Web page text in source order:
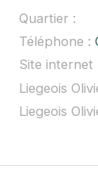
Quartier :
Téléphone :
Site internet
Liegeois